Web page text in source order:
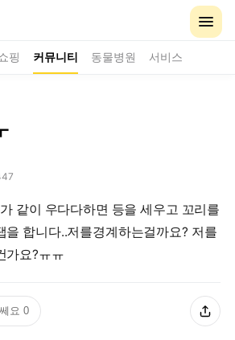
핑 커뮤니티 동물병원 서비스
같이 우다다하면 등을 세우고 꼬리를
을 합니다..저를경계하는걸까요? 저를
가요?ㅠㅠ
요 0